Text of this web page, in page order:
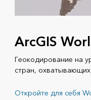
ArcGIS
Геокодирование на
стран,
Откройте для себя